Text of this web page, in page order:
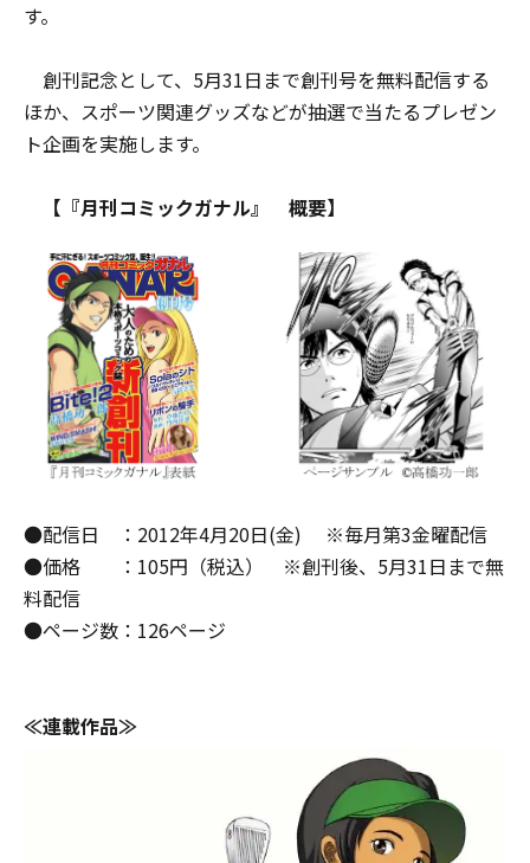
す。
創刊記念として、5月31日まで創刊号を無料配信する
ほか、スポーツ関連グッズなどが抽選で当たるプレゼン
ト企画を実施します。
【『月刊コミックガナル』 概要】
●配信日 ：2012年4月20日(金) ※毎月第3金曜配信
●価格 ：105円（税込） ※創刊後、5月31日まで無
料配信
●ページ数：126ページ
≪連載作品≫